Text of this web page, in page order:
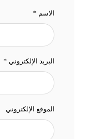
الاسم*
البريد الإلكتروني*
الموقع الإلكتروني